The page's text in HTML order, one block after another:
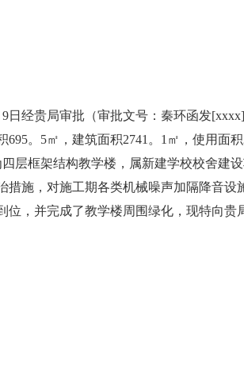
日经贵局审批（审批文号：秦环函发
。5㎡，建筑面积2741。1㎡，使用面
层框架结构教学楼，属新建学校校舍建
措施，对施工期各类机械噪声加隔降音设
位，并完成了教学楼周围绿化，现特向贵